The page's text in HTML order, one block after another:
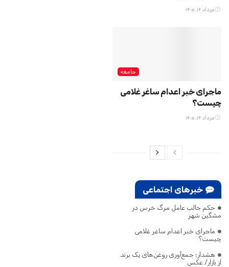
مرداد ۱۴, ۱۴۰۵
جامعه
ماجرای خبر اعدام ساغر غلامی
چیست؟
مرداد ۱۴, ۱۴۰۵
خبرهای اجتماعی
حکم جالب عامل مرگ خرس در
مشگین‌ شهر
ماجرای خبر اعدام ساغر غلامی
چیست؟
هشدار؛ جمع‌آوری روغن‌های یک برند
از بازار/ عکس